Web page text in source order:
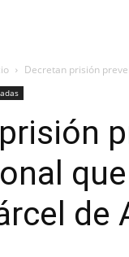
Decretan prisión
de